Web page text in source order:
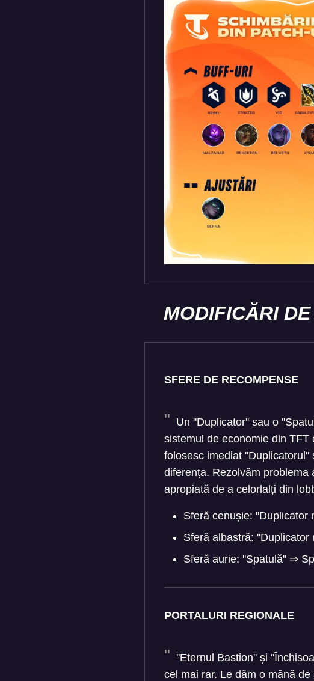
MODIFICĂRI
SFERE DE RECOMPENSE
Un ''Duplicator'' sau o
sistemul de economie din
folosesc imediat
diferența. Rezolvăm problema
apropiată de a celorlalți din
Sferă cenușie: ''Duplicator
Sferă albastră: ''Duplicator
Sferă aurie: ''Spatulă'' ⇒
PORTALURI REGIONALE
''Eternul Bastion'' și
cel mai rar. Le dăm o mână